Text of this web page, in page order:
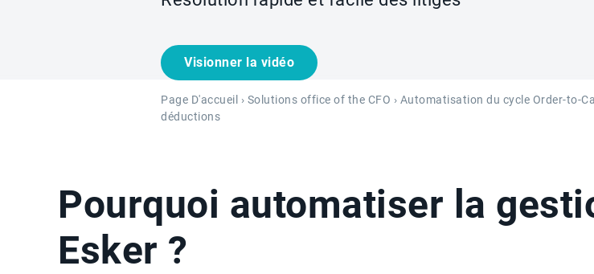
Visionner la vidéo
Page D'accueil › Solutions office of the CFO › Automatisation du cycle Order-to-
déductions
Pourquoi automatiser la
Esker ?